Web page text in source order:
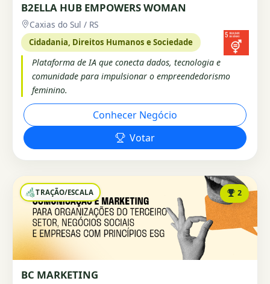
B2ELLA HUB EMPOWERS WOMAN
Caxias do Sul / RS
Cidadania, Direitos Humanos e Sociedade
Plataforma de IA que conecta dados, tecnologia e
comunidade para impulsionar o empreendedorismo
feminino.
Conhecer Negócio
Votar
TRAÇÃO/ESCALA 2
BC MARKETING